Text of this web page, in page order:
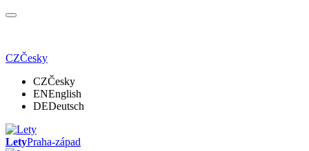
CZČesky
CZČesky
ENEnglish
DEDeutsch
LetyPraha-západ